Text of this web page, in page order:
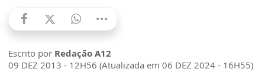
Escrito por Redação A12
09 DEZ 2013 - 12H56 (Atualizada em 06 DEZ 2024 - 16H55)